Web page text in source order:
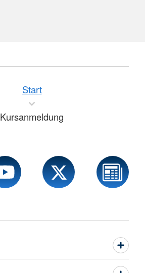
Start
Kursanmeldung